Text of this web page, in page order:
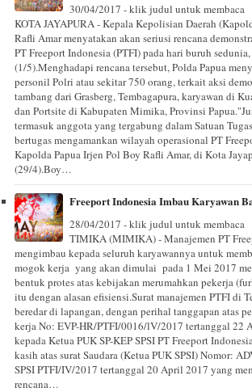
30/04/2017 - klik judul untuk membaca
KOTA JAYAPURA - Kepala Kepolisian Daerah
Rafli Amar menyatakan akan seriusi rencana
PT Freeport Indonesia (PTFI) pada hari buruh
(1/5).Menghadapi rencana tersebut, Polda Papua
personil Polri atau sekitar 750 orang, terkait aksi
tambang dari Grasberg, Tembagapura, karyawan di
dan Portsite di Kabupaten Mimika, Provinsi
termasuk anggota yang tergabung dalam Satuan
bertugas mengamankan wilayah operasional PT
Kapolda Papua Irjen Pol Boy Rafli Amar, di Kota
(29/4).Boy…
Freeport Indonesia Imbau Karyawan
28/04/2017 - klik judul untuk membaca
TIMIKA (MIMIKA) - Manajemen PT
mengimbau kepada seluruh karyawannya untuk
mogok kerja yang akan dimulai pada 1 Mei 2017
bentuk protes atas kebijakan merumahkan pekerja
itu dengan alasan efisiensi.Surat manajemen PTFI di
beredar di lapangan, dengan perihal tanggapan atas
kerja No: EVP-HR/PTFI/0016/lV/2017 tertanggal 22
kepada Ketua PUK SP-KEP SPSI PT Freeport
kasih atas surat Saudara (Ketua PUK SPSI) Nomor:
SPSI PTFI/IV/2017 tertanggal 20 April 2017 yang
rencana…